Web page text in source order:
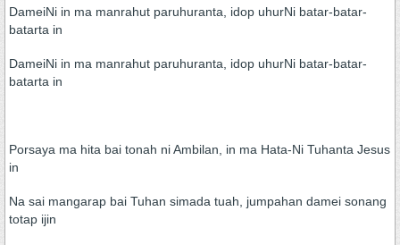
DameiNi in ma manrahut paruhuranta, idop uhurNi batar-batar-
batarta in
DameiNi in ma manrahut paruhuranta, idop uhurNi batar-batar-
batarta in
Porsaya ma hita bai tonah ni Ambilan, in ma Hata-Ni Tuhanta Jesus
in
Na sai mangarap bai Tuhan simada tuah, jumpahan damei sonang
totap ijin